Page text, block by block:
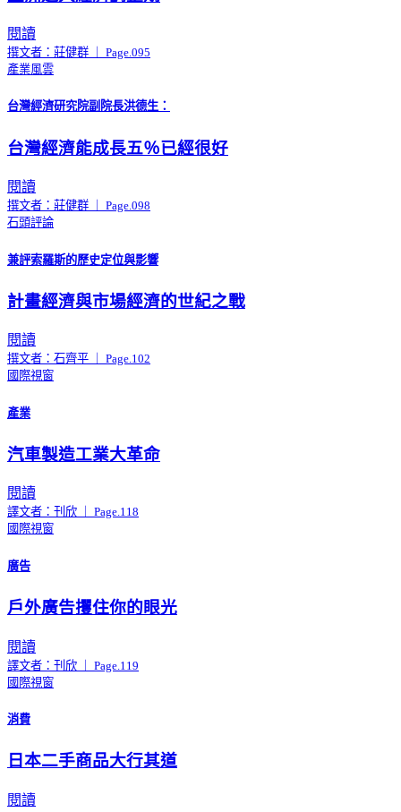
閱讀
撰文者：莊健群 ｜ Page.095
產業風雲
台灣經濟研究院副院長洪德生：
台灣經濟能成長五％已經很好
閱讀
撰文者：莊健群 ｜ Page.098
石頭評論
兼評索羅斯的歷史定位與影響
計畫經濟與市場經濟的世紀之戰
閱讀
撰文者：石齊平 ｜ Page.102
國際視窗
產業
汽車製造工業大革命
閱讀
譯文者：刊欣 ｜ Page.118
國際視窗
廣告
戶外廣告攫住你的眼光
閱讀
譯文者：刊欣 ｜ Page.119
國際視窗
消費
日本二手商品大行其道
閱讀